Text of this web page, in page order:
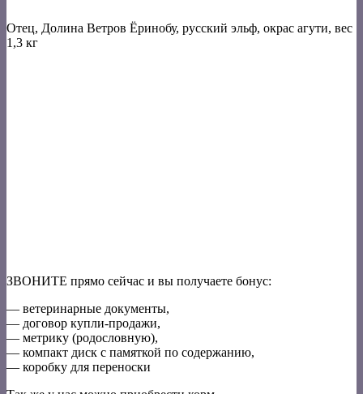
Отец, Долина Ветров Ёринобу, русский эльф, окрас агути, вес
1,3 кг
ЗВОНИТЕ прямо сейчас и вы получаете бонус:
— ветеринарные документы,
— договор купли-продажи,
— метрику (родословную),
— компакт диск с памяткой по содержанию,
— коробку для переноски